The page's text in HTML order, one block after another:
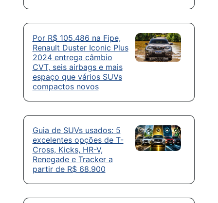
Por R$ 105.486 na Fipe,
Renault Duster Iconic Plus
2024 entrega câmbio
CVT, seis airbags e mais
espaço que vários SUVs
compactos novos
Guia de SUVs usados: 5
excelentes opções de T-
Cross, Kicks, HR-V,
Renegade e Tracker a
partir de R$ 68.900